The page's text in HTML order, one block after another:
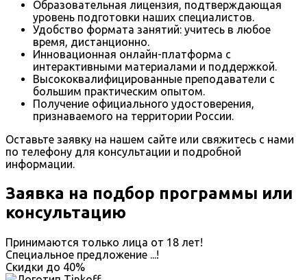
Образовательная лицензия, подтверждающая
уровень подготовки наших специалистов.
Удобство формата занятий: учитесь в любое
время, дистанционно.
Инновационная онлайн-платформа с
интерактивными материалами и поддержкой.
Высококвалифицированные преподаватели с
большим практическим опытом.
Получение официального удостоверения,
признаваемого на территории России.
Оставьте заявку на нашем сайте или свяжитесь с нами
по телефону для консультации и подробной
информации.
Заявка на подбор программы или
консультацию
Принимаются только лица от 18 лет!
Специальное предложение
!
Скидки до 40%